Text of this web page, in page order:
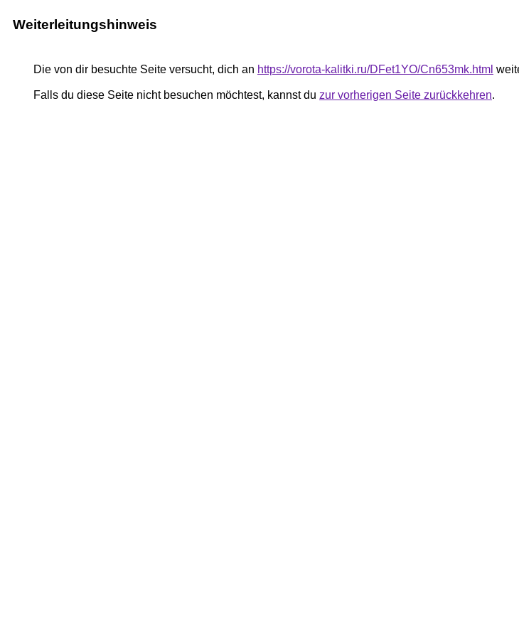
Weiterleitungshinweis
Die von dir besuchte Seite versucht, dich an https://vorota-kalitki.ru/DFet1YO/Cn653mk.html
Falls du diese Seite nicht besuchen möchtest, kannst du zur vorherigen Seite zurückkehren.